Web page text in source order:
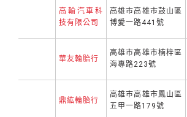
高輪汽車科
技有限公司
高雄市高雄市鼓山區
博愛一路441號
華友輪胎行
高雄市高雄市楠梓區
海專路223號
鼎紘輪胎行
高雄市高雄市鳳山區
五甲一路179號